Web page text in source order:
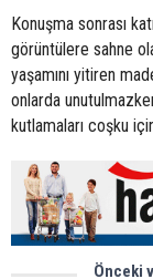
Konuşma sonrası
görüntülere sahne
yaşamını yitiren
onlarda
kutlamaları coşku
Önceki